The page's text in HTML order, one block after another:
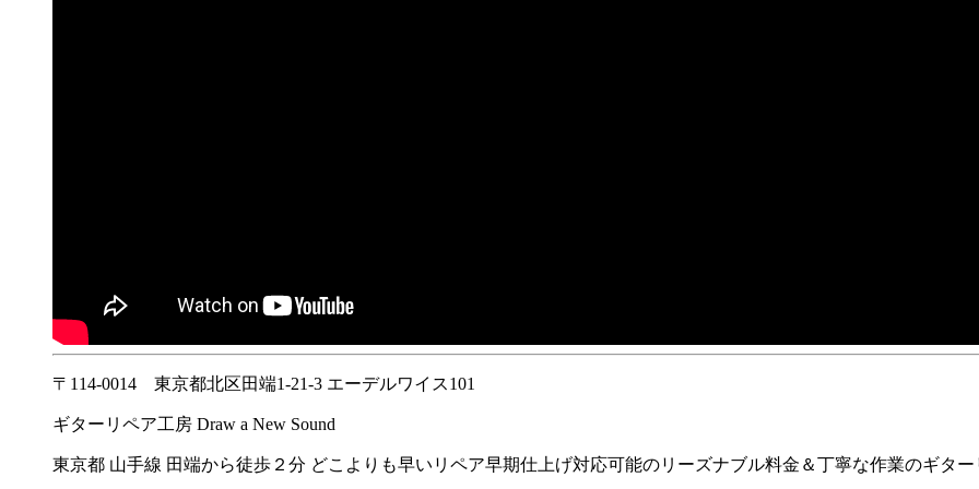
〒114-0014 東京都北区田端1-21-3 エーデルワイス101
ギターリペア工房 Draw a New Sound
東京都 山手線 田端から徒歩２分 どこよりも早いリペア早期仕上げ対応可能のリーズナブル料金＆丁寧な作業のギタ